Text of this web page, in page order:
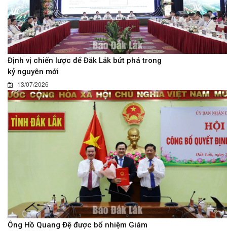
Định vị chiến lược để Đắk Lắk bứt phá trong
kỷ nguyên mới
13/07/2026
Ông Hồ Quang Đệ được bổ nhiệm Giám